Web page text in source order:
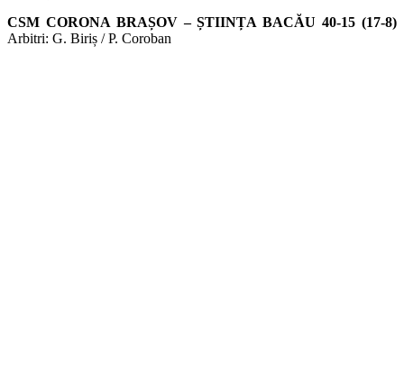
CSM CORONA BRAȘOV – ȘTIINȚA BACĂU 40-15 (17-8)
Arbitri: G. Biriș / P. Coroban